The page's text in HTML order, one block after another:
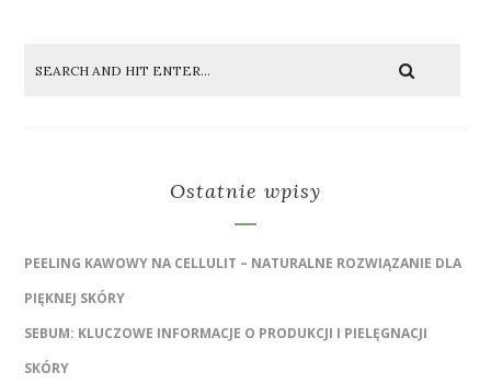
Ostatnie wpisy
PEELING KAWOWY NA CELLULIT – NATURALNE ROZWIĄZANIE DLA
PIĘKNEJ SKÓRY
SEBUM: KLUCZOWE INFORMACJE O PRODUKCJI I PIELĘGNACJI
SKÓRY